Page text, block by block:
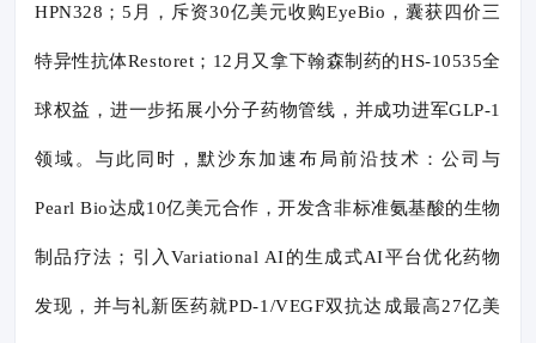
HPN328；5月，斥资30亿美元收购EyeBio，囊获四价三
特异性抗体Restoret；12月又拿下翰森制药的HS-10535全
球权益，进一步拓展小分子药物管线，并成功进军GLP-1
领域。与此同时，默沙东加速布局前沿技术：公司与
Pearl Bio达成10亿美元合作，开发含非标准氨基酸的生物
制品疗法；引入Variational AI的生成式AI平台优化药物
发现，并与礼新医药就PD-1/VEGF双抗达成最高27亿美